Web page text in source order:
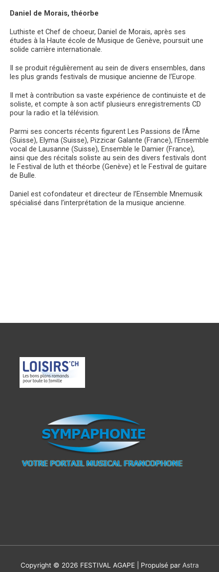
Daniel de Morais, théorbe
Luthiste et Chef de choeur, Daniel de Morais, après ses
études à la Haute école de Musique de Genève, poursuit une
solide carrière internationale.
Il se produit régulièrement au sein de divers ensembles, dans
les plus grands festivals de musique ancienne de l’Europe.
Il met à contribution sa vaste expérience de continuiste et de
soliste, et compte à son actif plusieurs enregistrements CD
pour la radio et la télévision.
Parmi ses concerts récents figurent Les Passions de l’Âme
(Suisse), Elyma (Suisse), Pizzicar Galante (France), l’Ensemble
vocal de Lausanne (Suisse), Ensemble le Damier (France),
ainsi que des récitals soliste au sein des divers festivals dont
le Festival de luth et théorbe (Genève) et le Festival de guitare
de Bulle.
Daniel est cofondateur et directeur de l’Ensemble Mnemusik
spécialisé dans l’interprétation de la musique ancienne.
Copyright © 2026 FESTIVAL AGAPE| Propulsé par Astra